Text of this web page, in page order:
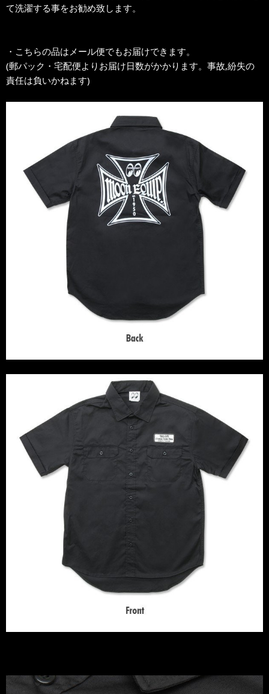
て洗濯する事をお勧め致します。
・こちらの品はメール便でもお届けできます。
(郵パック・宅配便よりお届け日数がかかります。事故,紛失の
責任は負いかねます)